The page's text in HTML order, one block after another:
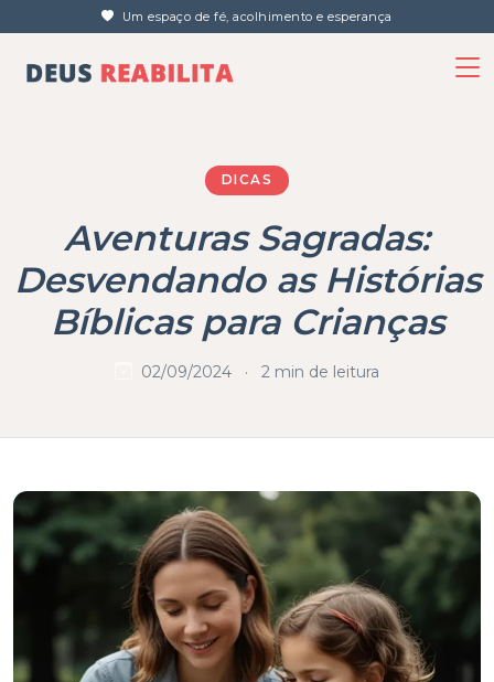
Um espaço de fé, acolhimento e esperança
DICAS
Aventuras Sagradas:
Desvendando as Histórias
Bíblicas para Crianças
02/09/2024 · 2 min de leitura